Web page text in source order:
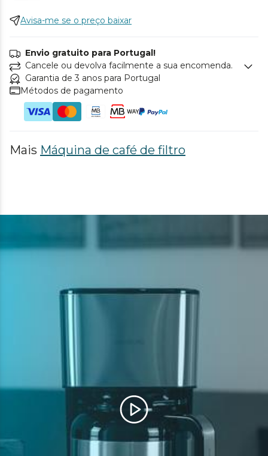
Avisa-me se o preço baixar
Envio gratuito para Portugal!
Cancele ou devolva facilmente a sua encomenda.
Garantia de 3 anos para Portugal
Métodos de pagamento
Mais Máquina de café de filtro